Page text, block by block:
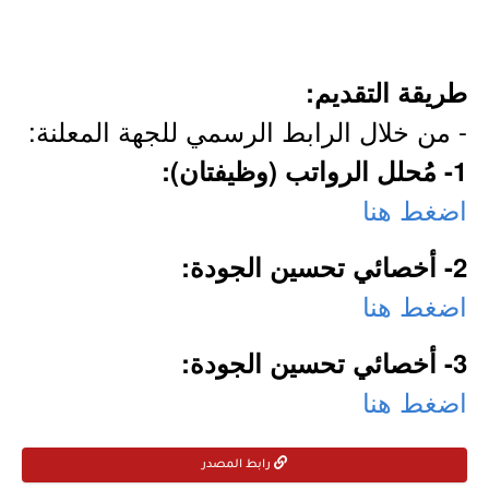
طريقة التقديم:
- من خلال الرابط الرسمي للجهة المعلنة:
1- مُحلل الرواتب (وظيفتان):
اضغط هنا
2- أخصائي تحسين الجودة:
اضغط هنا
3- أخصائي تحسين الجودة:
اضغط هنا
رابط المصدر